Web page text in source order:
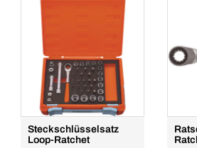
Steckschlüsselsatz
Loop-Ratchet